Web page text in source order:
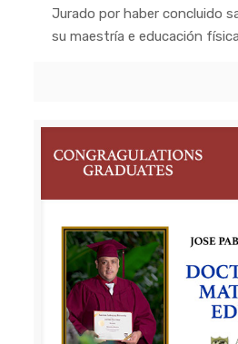
Jurado por haber concluido
su maestría e educación